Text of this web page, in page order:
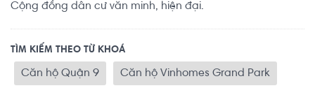
Cộng đồng dân cư văn minh, hiện đại.
TÌM KIẾM THEO TỪ KHOÁ
Căn hộ Quận 9 Căn hộ Vinhomes Grand Park